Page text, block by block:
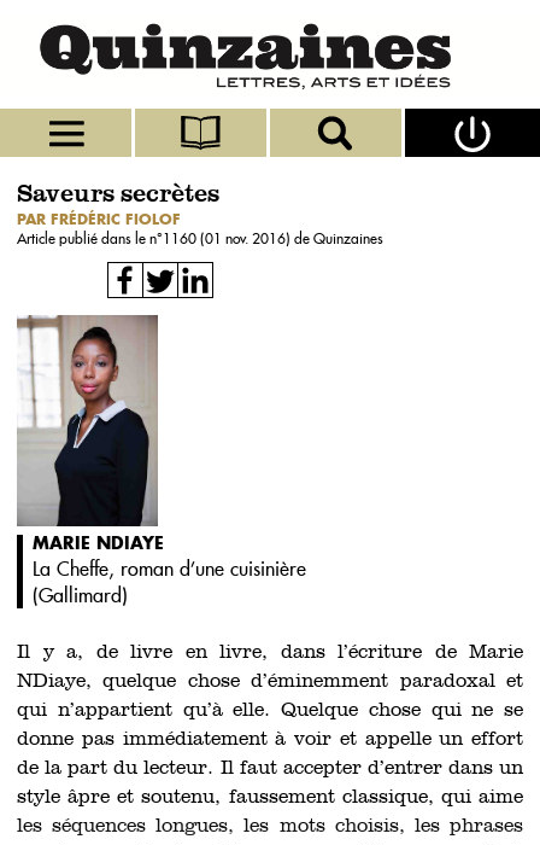
Saveurs secrètes
PAR FRÉDÉRIC FIOLOF
Article publié dans le n°1160 (01 nov. 2016) de Quinzaines
MARIE NDIAYE
La Cheffe, roman d’une cuisinière
(Gallimard)
Il y a, de livre en livre, dans l’écriture de Marie
NDiaye, quelque chose d’éminemment paradoxal et
qui n’appartient qu’à elle. Quelque chose qui ne se
donne pas immédiatement à voir et appelle un effort
de la part du lecteur. Il faut accepter d’entrer dans un
style âpre et soutenu, faussement classique, qui aime
les séquences longues, les mots choisis, les phrases